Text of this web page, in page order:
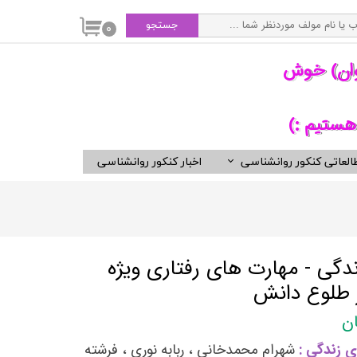
انتشارات دوران
انتشارات رسا
انتشارات روان
کنکور روانشناسی
اخبار کنکور روانشناسی
۰ جستجو
خوش
هستیم :)
- مهارت های رفتاری ویژه
طلوع دانش
زندگی : شهرام محمدخانی ، ربابه نوری ، فرشته